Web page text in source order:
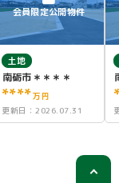
会員限定公開物件
土地
南砺市＊＊＊＊
****万円
更新日： 2026.07.31